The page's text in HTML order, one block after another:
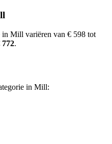
Mill variëren van € 598 tot
772.
in Mill: